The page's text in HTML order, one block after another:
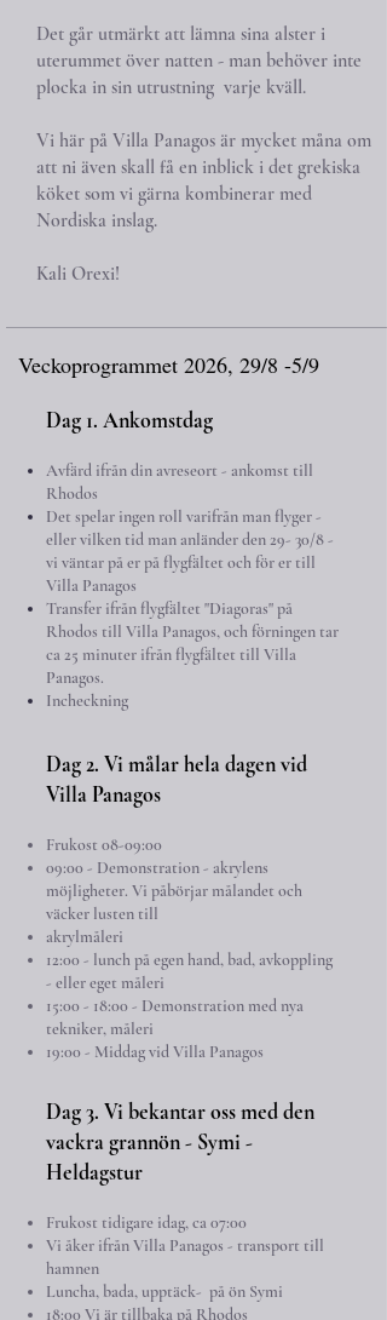
Det går utmärkt att lämna sina alster i
uterummet över natten - man behöver inte
plocka in sin utrustning varje kväll.
Vi här på Villa Panagos är mycket måna om
att ni även skall få en inblick i det grekiska
köket som vi gärna kombinerar med
Nordiska inslag.
Kali Orexi!
Veckoprogrammet 2026, 29/8 -5/9
Dag 1. Ankomstdag
Avfärd ifrån din avreseort - ankomst till
Rhodos
Det spelar ingen roll varifrån man flyger-
eller vilken tid man anländer den 29- 30/8-
vi väntar på er på flygfältet och för er till
Villa Panagos
Transfer ifrån flygfältet "Diagoras" på
Rhodos till Villa Panagos, och förningen tar
ca 25 minuter ifrån flygfältet till Villa
Panagos.
Incheckning
Dag 2. Vi målar hela dagen vid
Villa Panagos
Frukost 08-09:00
09:00 - Demonstration - akrylens
möjligheter. Vi påbörjar målandet och
väcker lusten till
akrylmåleri
12:00 - lunch på egen hand, bad, avkoppling
- eller eget måleri
15:00 - 18:00 - Demonstration med nya
tekniker, måleri
19:00 - Middag vid Villa Panagos
Dag 3. Vi bekantar oss med den
vackra grannön - Symi -
Heldagstur
Frukost tidigare idag, ca 07:00
Vi åker ifrån Villa Panagos - transport till
hamnen
Luncha, bada, upptäck- på ön Symi
18:00 Vi är tillbaka på Rhodos